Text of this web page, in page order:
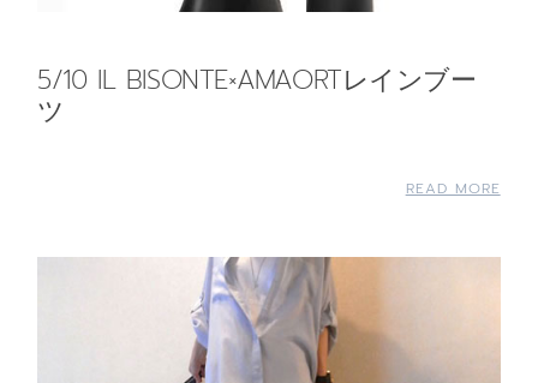
5/10 IL BISONTE×AMAORTレインブー
ツ
READ MORE